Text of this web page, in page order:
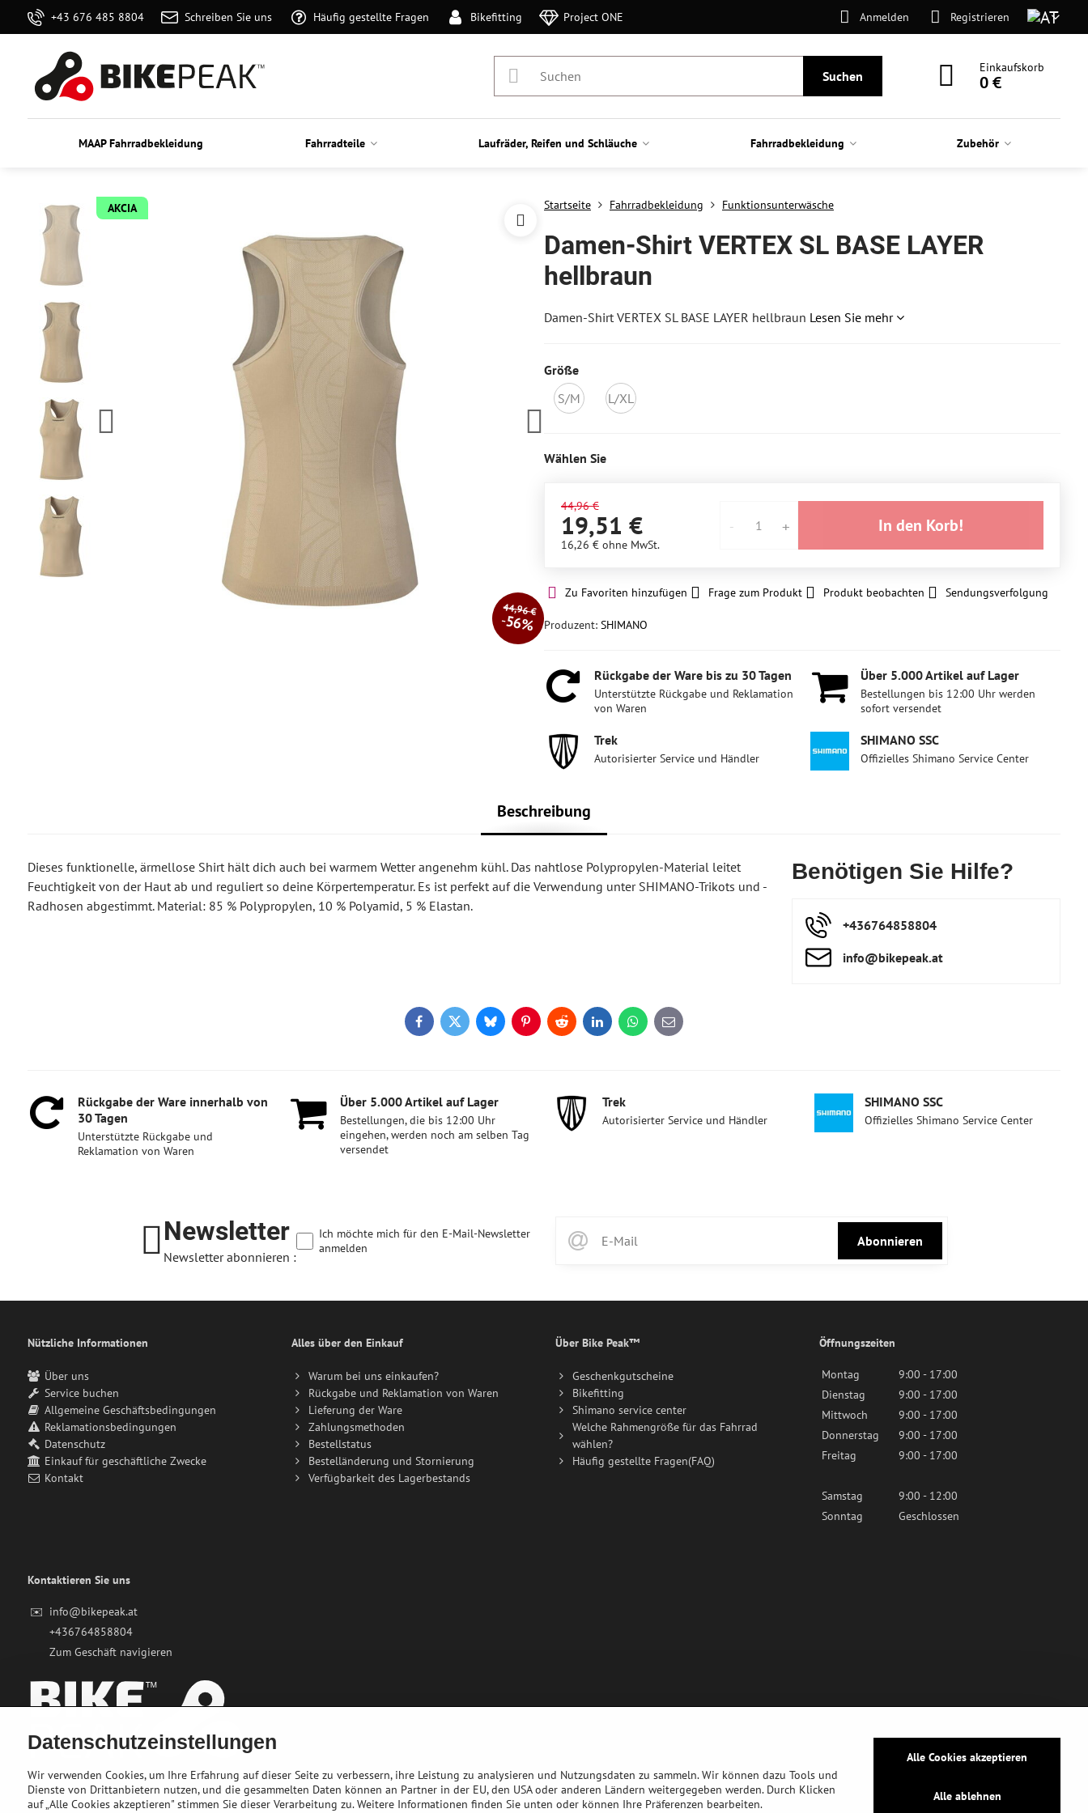
+43 676 485 8804 Schreiben Sie uns Häufig gestellte Fragen Bikefitting Project ONE Anmelden Registrieren
Suchen
Einkaufskorb
0 €
MAAP Fahrradbekleidung Fahrradteile Laufräder, Reifen und Schläuche Fahrradbekleidung Zubehör
AKCIA
44,96 €
56%
Startseite Fahrradbekleidung Funktionsunterwäsche
Damen-Shirt VERTEX SL BASE LAYER
hellbraun
Damen-Shirt VERTEX SL BASE LAYER hellbraun Lesen Sie mehr
Größe
S/M
Lager
L/XL
Wählen Sie
44,96 €
19,51 €
16,26 € ohne MwSt.
In den Korb!
Zu Favoriten hinzufügen Frage zum Produkt Produkt beobachten Sendungsverfolgung
Produzent: SHIMANO
Rückgabe der Ware bis zu 30 Tagen
Unterstützte Rückgabe und Reklamation
von Waren
Über 5​.000 Artikel auf Lager
Bestellungen bis 12:00 Uhr werden
sofort versendet
Trek
Autorisierter Service und Händler
SHIMANO SSC
Offizielles Shimano Service Center
Beschreibung
Dieses funktionelle, ärmellose Shirt hält dich auch bei warmem Wetter angenehm kühl. Das nahtlose Polypropylen-Material leitet
Feuchtigkeit von der Haut ab und reguliert so deine Körpertemperatur. Es ist perfekt auf die Verwendung unter SHIMANO-Trikots und -
Radhosen abgestimmt. Material: 85 % Polypropylen, 10 % Polyamid, 5 % Elastan.
Benötigen Sie Hilfe?
+436764858804
info​@bikepeak​.at
FacebookTwitterBlueskyPinterestRedditLinkedInWhatsApp
E-
mail
Rückgabe der Ware innerhalb von
30 Tagen
Unterstützte Rückgabe und
Reklamation von Waren
Über 5​.000 Artikel auf Lager
Bestellungen, die bis 12:00 Uhr
eingehen, werden noch am selben Tag
versendet
Trek
Autorisierter Service und Händler
SHIMANO SSC
Offizielles Shimano Service Center
Newsletter
Newsletter abonnieren :
Abonnieren
Ich möchte mich für den E-Mail-Newsletter
anmelden
Nützliche Informationen
Über uns
Service buchen
Allgemeine Geschäftsbedingungen
Reklamationsbedingungen
Datenschutz
Einkauf für geschäftliche Zwecke
Kontakt
Alles über den Einkauf
Warum bei uns einkaufen?
Rückgabe und Reklamation von Waren
Lieferung der Ware
Zahlungsmethoden
Bestellstatus
Bestelländerung und Stornierung
Verfügbarkeit des Lagerbestands
Über Bike Peak™
Geschenkgutscheine
Bikefitting
Shimano service center
Welche Rahmengröße für das Fahrrad
wählen?
Häufig gestellte Fragen(FAQ)
Öffnungszeiten
Montag
9:00 - 17:00
Dienstag
9:00 - 17:00
Mittwoch
9:00 - 17:00
Donnerstag
9:00 - 17:00
Freitag
9:00 - 17:00
Samstag
9:00 - 12:00
Sonntag
Geschlossen
Kontaktieren Sie uns
✉️ info@bikepeak.at
+436764858804
Zum Geschäft navigieren
Datenschutzeinstellungen
Wir verwenden Cookies, um Ihre Erfahrung auf dieser Seite zu verbessern, ihre Leistung zu analysieren und Nutzungsdaten zu sammeln. Wir können dazu Tools und
Dienste von Drittanbietern nutzen, und die gesammelten Daten können an Partner in der EU, den USA oder anderen Ländern weitergegeben werden. Durch Klicken
auf „Alle Cookies akzeptieren" stimmen Sie dieser Verarbeitung zu. Weitere Informationen finden Sie unten oder können Ihre Präferenzen bearbeiten.
Alle Cookies akzeptieren
Alle ablehnen